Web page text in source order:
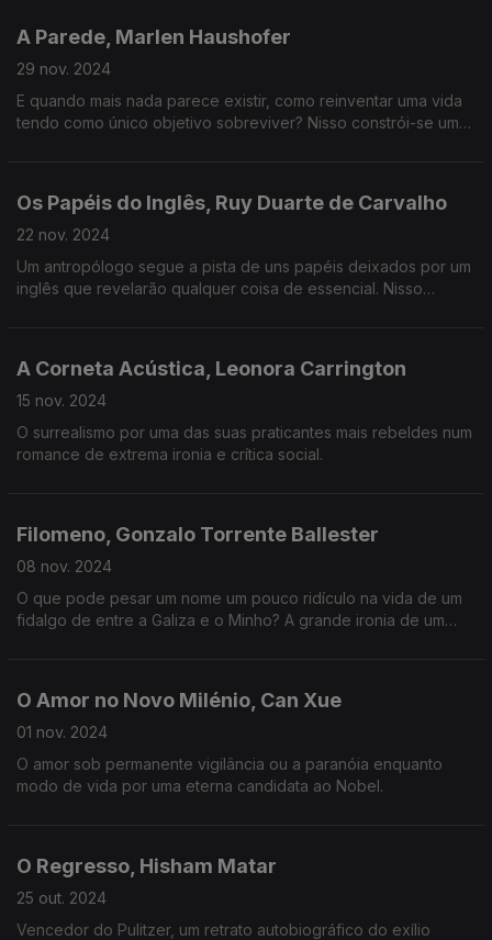
A Parede, Marlen Haushofer
29 nov. 2024
E quando mais nada parece existir, como reinventar uma vida
tendo como único objetivo sobreviver? Nisso constrói-se uma
Os Papéis do Inglês, Ruy Duarte de Carvalho
22 nov. 2024
Um antropólogo segue a pista de uns papéis deixados por um
inglês que revelarão qualquer coisa de essencial. Nisso
A Corneta Acústica, Leonora Carrington
15 nov. 2024
O surrealismo por uma das suas praticantes mais rebeldes num
romance de extrema ironia e crítica social.
Filomeno, Gonzalo Torrente Ballester
08 nov. 2024
O que pode pesar um nome um pouco ridículo na vida de um
fidalgo de entre a Galiza e o Minho? A grande ironia de um
O Amor no Novo Milénio, Can Xue
01 nov. 2024
O amor sob permanente vigilância ou a paranóia enquanto
modo de vida por uma eterna candidata ao Nobel.
O Regresso, Hisham Matar
25 out. 2024
Vencedor do Pulitzer, um retrato autobiográfico do exílio